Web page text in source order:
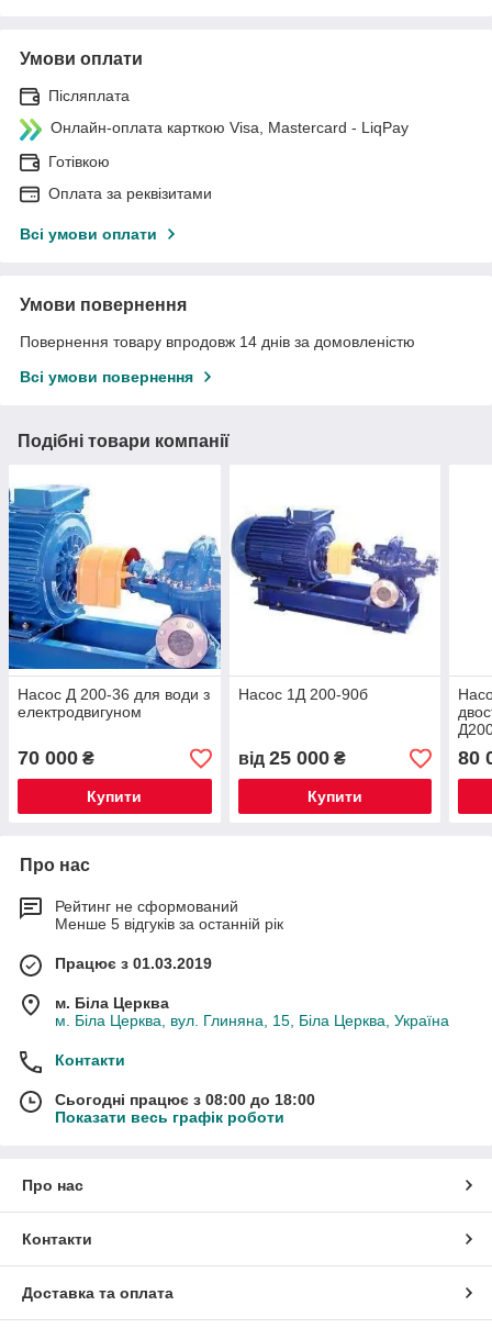
Умови оплати
Післяплата
Онлайн-оплата карткою Visa, Mastercard - LiqPay
Готівкою
Оплата за реквізитами
Всі умови оплати
Умови повернення
Повернення товару впродовж 14 днів за домовленістю
Всі умови повернення
Подібні товари компанії
Насос Д 200-36 для води з
електродвигуном
70 000 ₴
Купити
Насос 1Д 200-90б
від 25 000₴
Купити
80
Про нас
Рейтинг не сформований
Менше 5 відгуків за останній рік
Працює з 01.03.2019
м. Біла Церква
м. Біла Церква, вул. Глиняна, 15, Біла Церква, Україна
Контакти
Сьогодні працює з 08:00 до 18:00
Показати весь графік роботи
Про нас
Контакти
Доставка та оплата